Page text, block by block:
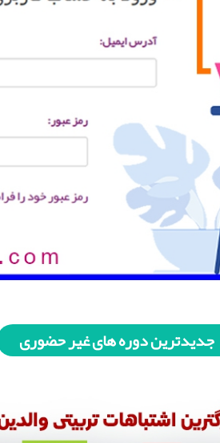
جدیدترین دوره های غیر حضوری